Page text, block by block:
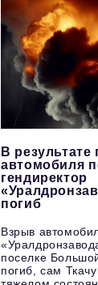
В
автомобиля
гендиректор
погиб
Взрыв
поселке
погиб, сам